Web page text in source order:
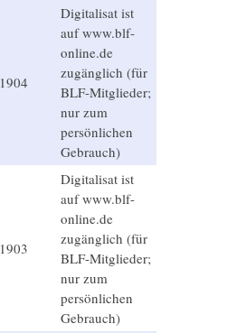
1904
Digitalisat ist
auf www.blf-
online.de
zugänglich (für
BLF-Mitglieder;
nur zum
persönlichen
Gebrauch)
1903
Digitalisat ist
auf www.blf-
online.de
zugänglich (für
BLF-Mitglieder;
nur zum
persönlichen
Gebrauch)